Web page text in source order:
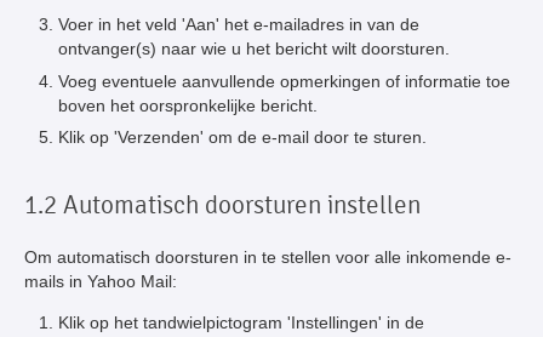
Voer in het veld 'Aan' het e-mailadres in van de
ontvanger(s) naar wie u het bericht wilt doorsturen.
Voeg eventuele aanvullende opmerkingen of informatie toe
boven het oorspronkelijke bericht.
Klik op 'Verzenden' om de e-mail door te sturen.
1.2 Automatisch doorsturen instellen
Om automatisch doorsturen in te stellen voor alle inkomende e-
mails in Yahoo Mail:
Klik op het tandwielpictogram 'Instellingen' in de